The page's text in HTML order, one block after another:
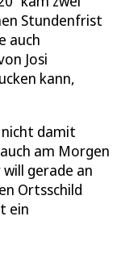
Stundenfrist
auch
Josi
kann,
damit
am Morgen
gerade an
Ortsschild
ein